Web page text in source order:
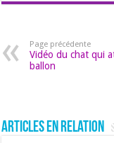
Page précédente
Vidéo du chat qui
ballon
Articles en relation